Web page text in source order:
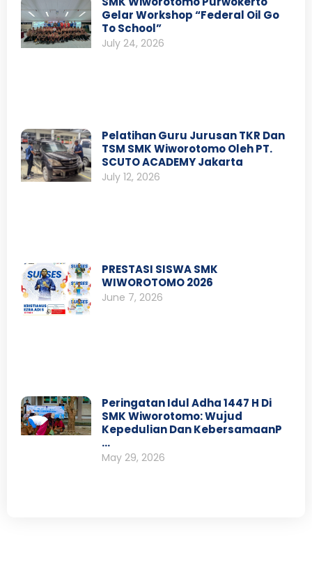
Gelar Workshop “Federal Oil Go
To School”
July 24, 2026
Pelatihan Guru Jurusan TKR Dan
TSM SMK Wiworotomo Oleh PT.
SCUTO ACADEMY Jakarta
July 12, 2026
PRESTASI SISWA SMK
WIWOROTOMO 2026
June 7, 2026
Peringatan Idul Adha 1447 H Di
SMK Wiworotomo: Wujud
Kepedulian Dan KebersamaanP
…
May 29, 2026